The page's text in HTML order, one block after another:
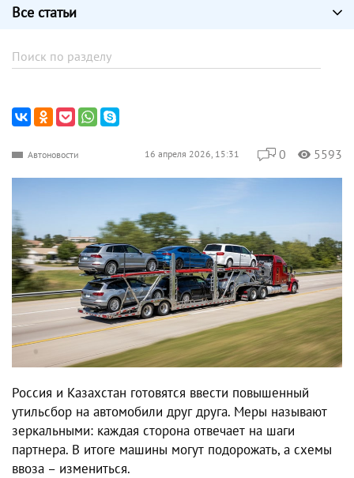
Все статьи
Автоновости 16 апреля 2026, 15:31 0 5593
Россия и Казахстан готовятся ввести повышенный
утильсбор на автомобили друг друга. Меры называют
зеркальными: каждая сторона отвечает на шаги
партнера. В итоге машины могут подорожать, а схемы
ввоза – измениться.